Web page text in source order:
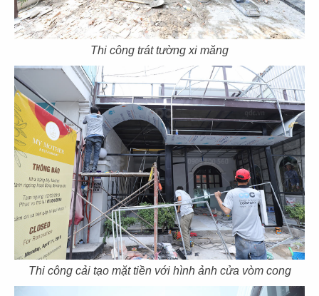
Thi công trát tường xi măng
Thi công cải tạo mặt tiền với hình ảnh cửa vòm cong
CHI TIẾT
01 02 03 04 05 06
ĐĂNG KÝ EMAIL ĐỂ NHẬN TIN
Các tin về chương trình ưu đãi Thiết kế và các chính
sách mới nhất
GỬI